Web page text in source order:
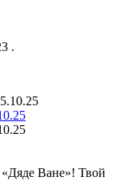
.
«Дяде Ване»! Твой